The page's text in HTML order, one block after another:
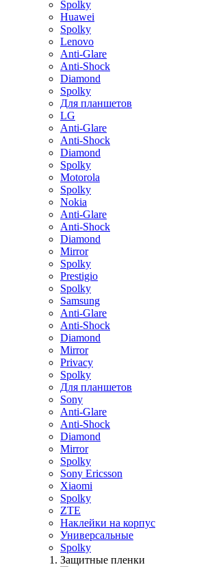
Spolky
Huawei
Spolky
Lenovo
Anti-Glare
Anti-Shock
Diamond
Spolky
Для планшетов
LG
Anti-Glare
Anti-Shock
Diamond
Spolky
Motorola
Spolky
Nokia
Anti-Glare
Anti-Shock
Diamond
Mirror
Spolky
Prestigio
Spolky
Samsung
Anti-Glare
Anti-Shock
Diamond
Mirror
Privacy
Spolky
Для планшетов
Sony
Anti-Glare
Anti-Shock
Diamond
Mirror
Spolky
Sony Ericsson
Xiaomi
Spolky
ZTE
Наклейки на корпус
Универсальные
Spolky
Защитные пленки